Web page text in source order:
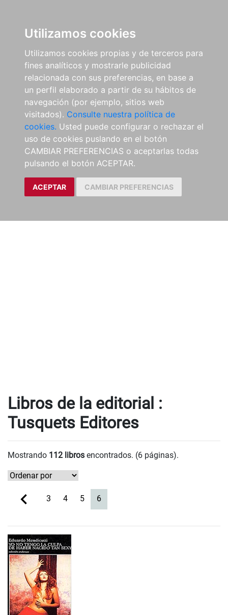
Utilizamos cookies
Utilizamos cookies propias y de terceros para
fines analíticos y mostrarle publicidad
relacionada con sus preferencias, en base a
un perfil elaborado a partir de su hábitos de
navegación (por ejemplo, sitios web
visitados). Consulte nuestra política de
cookies. Usted puede configurar o rechazar el
uso de cookies puslando en el botón
CAMBIAR PREFERENCIAS o aceptarlas todas
pulsando el botón ACEPTAR.
ACEPTAR CAMBIAR PREFERENCIAS
Libros de la editorial :
Tusquets Editores
Mostrando 112 libros encontrados. (6 páginas).
3 4 5 6(current)